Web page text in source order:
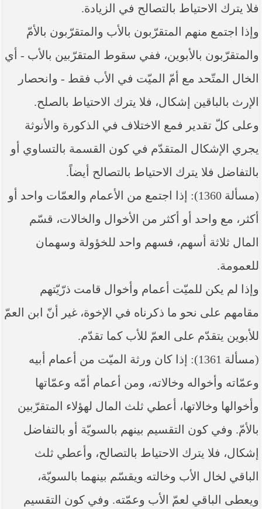
فلا يترك الاحتياط بالتصالح في الزيادة.
وإذا اجتمع منهم المتقرّبون بالأب والمتقرّبون بالأمّ
والمتقرّبون بالأبوين، ففي سقوط المتقرّبين بالأب - أي
الخال المتّحد مع أمّ الميّت في الأب فقط - وانحصار
الإرث بالباقين إشكال، فلا يترك الاحتياط بالصلح.
وعلى كلّ تقدير فمع الاختلاف في الذكورة والأنوثة
يجري الإشكال المتقدّم في كون القسمة بالتساوي أو
بالتفاضل فلا يترك الاحتياط بالتصالح أيضاً.
(مسألة 1360): إذا اجتمع من الأعمام والعمّات واحد أو
أكثر، مع واحد أو أكثر من الأخوال والخالات، قسّم
المال ثلاثة أسهم، فسهم واحد للخؤولة وسهمان
للعمومة.
وإذا لم يكن للميّت أعمام وأخوال قامت ذرّيّتهم
مقامهم على نحو ما ذكرناه في الإخوة، غير أنّ ابن العمّ
للأبوين يتقدّم على العمّ للأب كما تقدّم.
(مسألة 1361): إذا كان ورثة الميّت من أعمام أبيه
وعمّاته وأخواله وخالاته، ومن أعمام أمّه وعمّاتها
وأخوالها وخالاتها، أعطي ثلث المال لهؤلاء المتقرّبين
بالأمّ. وفي كون التقسيم بينهم بالسويّة أو بالتفاضل
إشكال، فلا يترك الاحتياط بالتصالح، وأعطي ثلث
الباقي لخال الأب وخالته ويقسّم بينهما بالسويّة،
ويعطى الباقي لعمّ الأب وعمّته. وفي كون التقسيم